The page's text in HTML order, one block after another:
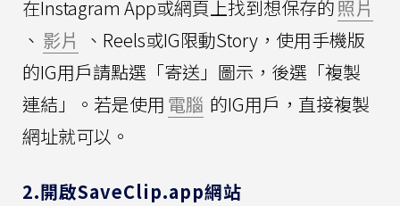
在Instagram App或網頁上找到想保存的照片
、 影片
、Reels或IG限動Story，使用手機版
的IG用戶請點選「寄送」圖示，後選「複製
連結」。若是使用 電腦 的IG用戶，直接複製
網址就可以。
2.開啟SaveClip.app網站